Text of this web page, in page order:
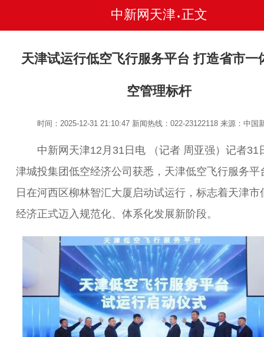
中新网天津 • 正文
天津试运行低空飞行服务平台 打造省市一
空管理标杆
时间：2025-12-31 21:10:47 新闻热线：022-23122118来源：中国
中新网天津12月31日电 （记者 周亚强）记者31
津城投集团低空经济公司获悉，天津低空飞行服务平
日在河西区柳林智汇大厦启动试运行，标志着天津市
经济正式迈入规范化、体系化发展新阶段。